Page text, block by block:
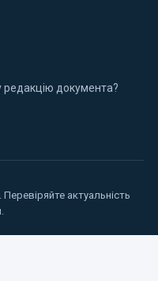
документа?
актуальність